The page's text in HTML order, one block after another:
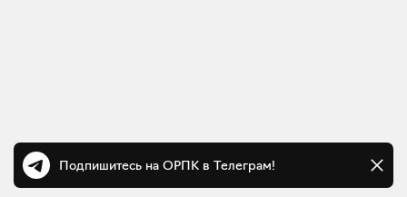
Подпишитесь на ОРПК в Телеграм!